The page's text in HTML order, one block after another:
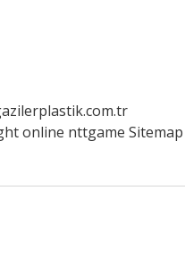
online nttgame Sitemap